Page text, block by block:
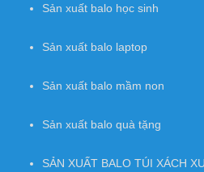
Sản xuất balo học sinh
Sản xuất balo laptop
Sản xuất balo mầm non
Sản xuất balo quà tặng
SẢN XUẤT BALO TÚI XÁCH